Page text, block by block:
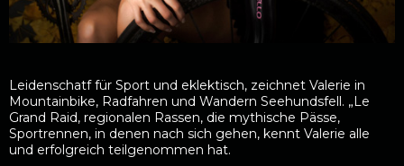
Leidenschatf für Sport und eklektisch, zeichnet Valerie in
Mountainbike, Radfahren und Wandern Seehundsfell. „Le
Grand Raid, regionalen Rassen, die mythische Pässe,
Sportrennen, in denen nach sich gehen, kennt Valerie alle
und erfolgreich teilgenommen hat.